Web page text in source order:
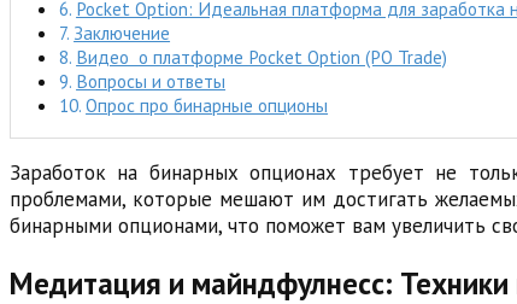
Pocket Option: Идеальная платформа для заработка
Заключение
Видео о платформе Pocket Option (PO Trade)
Вопросы и ответы
Опрос про бинарные опционы
Заработок на бинарных опционах требует не
проблемами, которые мешают им достигать
бинарными опционами, что поможет вам увеличить
Медитация и майндфулнесс: